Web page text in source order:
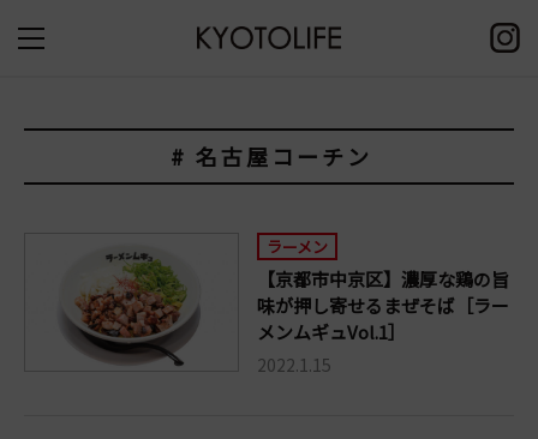
# 名古屋コーチン
ラーメン
【京都市中京区】濃厚な鶏の旨
味が押し寄せるまぜそば［ラー
メンムギュVol.1］
2022.1.15